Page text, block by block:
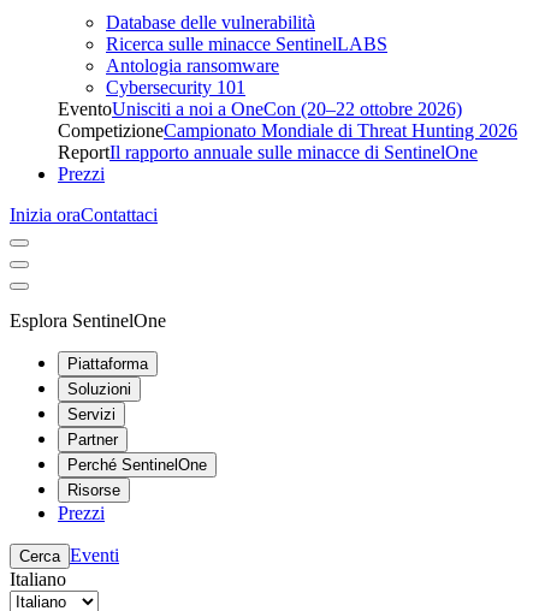
Database delle vulnerabilità
Ricerca sulle minacce SentinelLABS
Antologia ransomware
Cybersecurity 101
EventoUnisciti a noi a OneCon (20–22 ottobre 2026)
CompetizioneCampionato Mondiale di Threat Hunting 2026
ReportIl rapporto annuale sulle minacce di SentinelOne
Prezzi
Inizia oraContattaci
Esplora SentinelOne
Piattaforma
Soluzioni
Servizi
Partner
Perché SentinelOne
Risorse
Prezzi
Cerca Eventi
Italiano